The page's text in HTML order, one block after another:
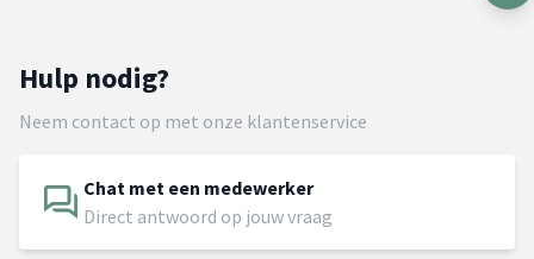
Hulp nodig?
Neem contact op met onze klantenservice
Chat met een medewerker
Direct antwoord op jouw vraag